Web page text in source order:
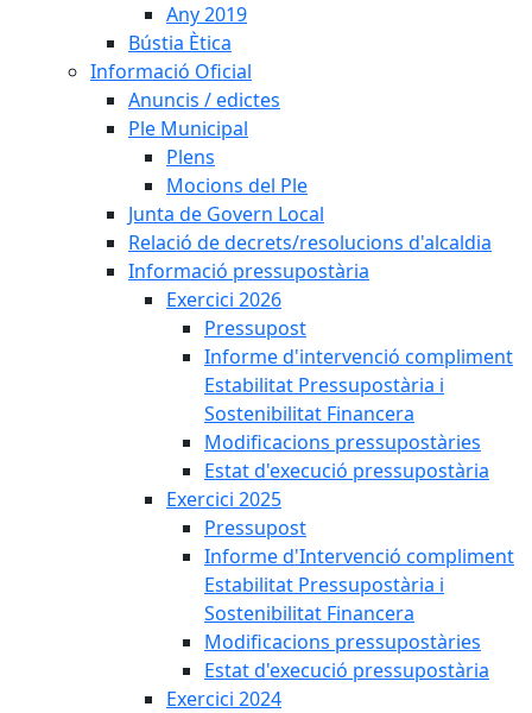
Any 2019
Bústia Ètica
Informació Oficial
Anuncis / edictes
Ple Municipal
Plens
Mocions del Ple
Junta de Govern Local
Relació de decrets/resolucions d'alcaldia
Informació pressupostària
Exercici 2026
Pressupost
Informe d'intervenció compliment
Estabilitat Pressupostària i
Sostenibilitat Financera
Modificacions pressupostàries
Estat d'execució pressupostària
Exercici 2025
Pressupost
Informe d'Intervenció compliment
Estabilitat Pressupostària i
Sostenibilitat Financera
Modificacions pressupostàries
Estat d'execució pressupostària
Exercici 2024